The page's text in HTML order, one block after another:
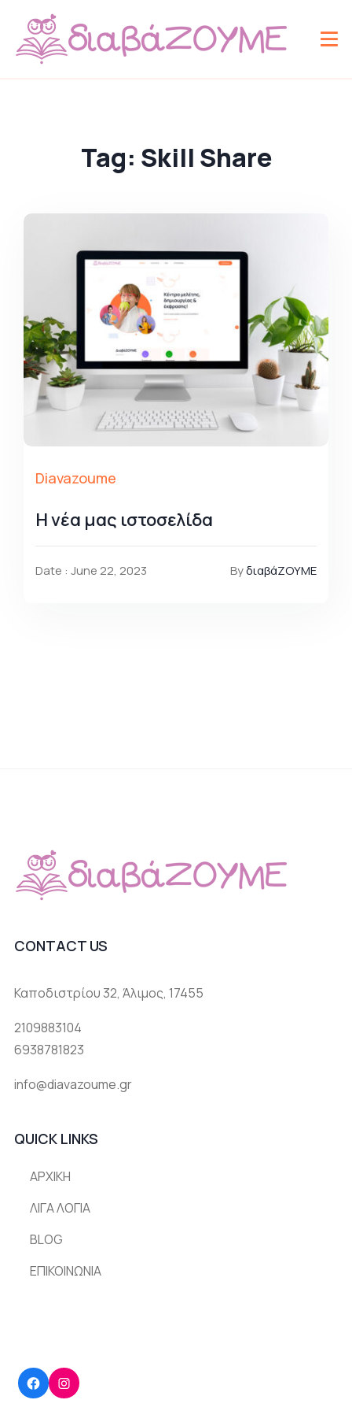
Tag: Skill Share
Diavazoume
Η νέα μας ιστοσελίδα
Date : June 22, 2023 ByδιαβάΖΟΥΜΕ
CONTACT US
Καποδιστρίου 32, Άλιμος, 17455
2109883104
6938781823
info@diavazoume.gr
QUICK LINKS
ΑΡΧΙΚΗ
ΛΙΓΑ ΛΟΓΙΑ
BLOG
ΕΠΙΚΟΙΝΩΝΙΑ
FacebookInstagram